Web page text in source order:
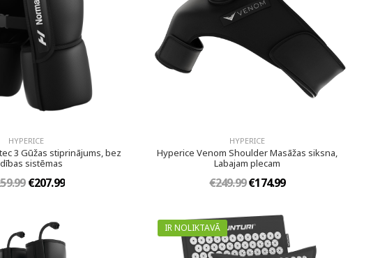
HYPERICE
3 Gūžas stiprinājums, bez
sistēmas
€207.99
HYPERICE
Hyperice Venom Shoulder Masāžas siksna,
Labajam plecam
€249.99€174.99
IR NOLIKTAVĀ